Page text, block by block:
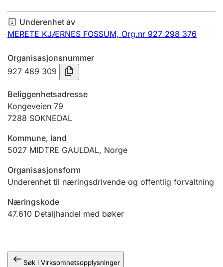
Årsregnskap
Innsending og forsinkelsesgebyr
Tinglysing
Jeger
Betaling og jegeravgiftskort
Ektepaktveileder
Underenhet av
MERETE KJÆRNES FOSSUM, Org.nr 927 298 376
Organisasjonsnummer
927 489 309
Beliggenhetsadresse
Kongeveien 79
7288 SOKNEDAL
Kommune, land
5027 MIDTRE GAULDAL, Norge
Organisasjonsform
Underenhet til næringsdrivende og offentlig forvaltning
Næringskode
47.610 Detaljhandel med bøker
Søk i Virksomhetsopplysninger